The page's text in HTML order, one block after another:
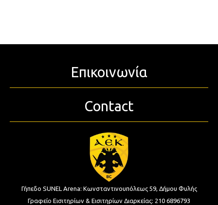
Επικοινωνία
Contact
Γήπεδο SUNEL Arena: Κωνσταντινουπόλεως 59, Δήμου Φυλής
Γραφείο Εισιτηρίων & Εισιτηρίων Διαρκείας: 210 6896793